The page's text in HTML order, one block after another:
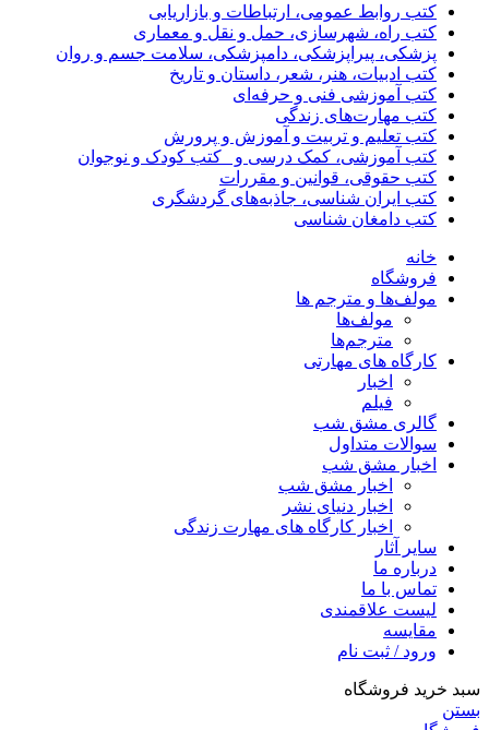
کتب روابط عمومی، ارتباطات و بازاریابی
کتب راه، شهرسازی، حمل و نقل و معماری
پزشکی، پیراپزشکی، دامپزشکی، سلامت جسم و روان
کتب ادبیات، هنر، شعر، داستان و تاریخ
کتب آموزشی فنی و حرفه‌ای
کتب مهارت‌های زندگی
کتب تعلیم و تربیت و آموزش و پرورش
کتب آموزشی، کمک درسی و _کتب کودک و نوجوان
کتب حقوقی، قوانین و مقررات
کتب ایران شناسی، جاذبه‌های گردشگری
کتب دامغان شناسی
خانه
فروشگاه
مولف‌ها و مترجم ها
مولف‌ها
مترجم‌ها
کارگاه های مهارتی
اخبار
فیلم
گالری مشق شب
سوالات متداول
اخبار مشق شب
اخبار مشق شب
اخبار دنیای نشر
اخبار کارگاه های مهارت زندگی
سایر آثار
درباره ما
تماس با ما
لیست علاقمندی
مقایسه
ورود / ثبت نام
سبد خرید فروشگاه
بستن